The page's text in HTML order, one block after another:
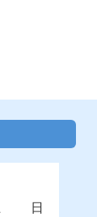
日